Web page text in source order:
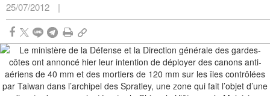
25/07/2012 |